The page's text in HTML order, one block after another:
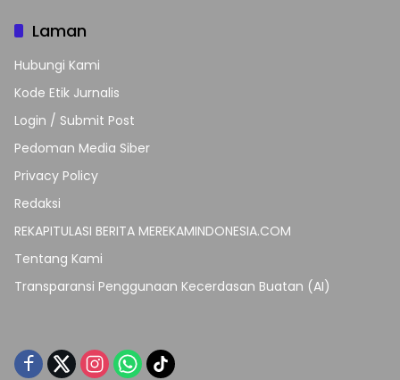
Laman
Hubungi Kami
Kode Etik Jurnalis
Login / Submit Post
Pedoman Media Siber
Privacy Policy
Redaksi
REKAPITULASI BERITA MEREKAMINDONESIA.COM
Tentang Kami
Transparansi Penggunaan Kecerdasan Buatan (AI)